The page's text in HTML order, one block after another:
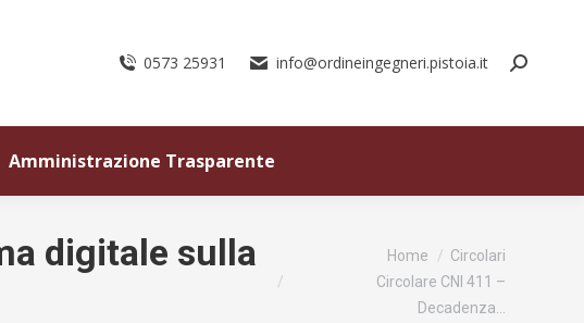
0573 25931 info@ordineingegneri.pistoia.it
Amministrazione Trasparente
digitale sulla
Home
Circolari
Circolare CNI 411 –
Decadenza…